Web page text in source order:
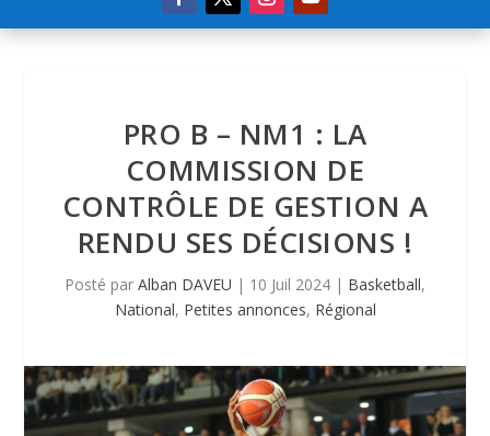
PRO B – NM1 : LA
COMMISSION DE
CONTRÔLE DE GESTION A
RENDU SES DÉCISIONS !
Posté par Alban DAVEU | 10 Juil 2024 | Basketball,
National, Petites annonces, Régional